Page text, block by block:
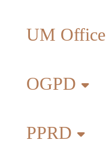
UM Office
OGPD
PPRD